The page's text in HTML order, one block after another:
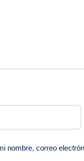
nombre, correo